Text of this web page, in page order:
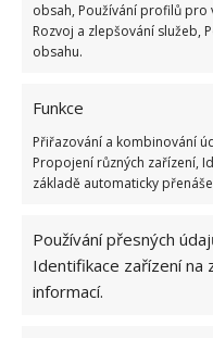
obsah, Používání profilů
Rozvoj a zlepšování služeb,
obsahu.
Funkce
Přiřazování a kombinování
Propojení různých zařízení,
základě automaticky
Používání přesných
Identifikace zařízení na
informací.